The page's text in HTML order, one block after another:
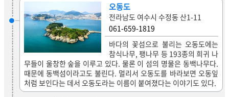
오동도
전라남도 여수시 수정동 산1-11
061-659-1819
바다의 꽃섬으로 불리는 오동도에는
참식나무, 팽나무 등 193종의 희귀 나
무들이 울창한 숲을 이루고 있다. 물론 이 섬의 명물은 동백나무다.
때문에 동백섬이라고도 불린다. 멀리서 오동도를 바라보면 오동잎
처럼 보인다는 데서 오동도라는 이름이 붙여졌다는 이야기도 있다.